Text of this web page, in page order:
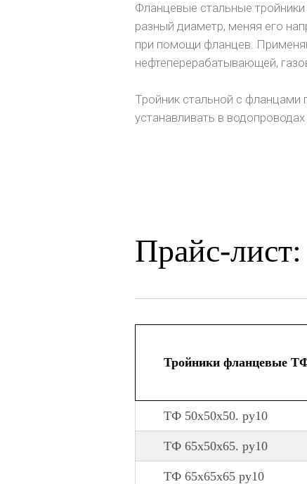
Фланцевые стальные тройники
разный диаметр, меняя его
при помощи фланцев.
нефтеперерабатывающей,
Тройник стальной с
устанавливать в
Прайс-лист:
Тройники фланцевые
ТФ 50х50х50. ру10
ТФ 65х50х65. ру10
ТФ 65х65х65 ру10